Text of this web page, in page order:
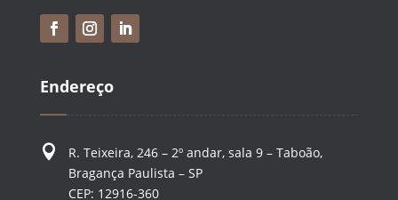
Endereço

R. Teixeira, 246 – 2º andar, sala 9 – Taboão,
Bragança Paulista – SP
CEP: 12916-360